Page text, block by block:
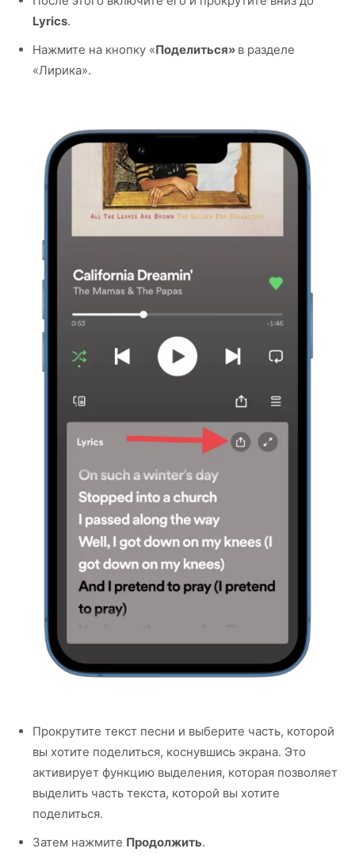
Lyrics.
Нажмите на кнопку «Поделиться» в разделе
«Лирика».
Прокрутите текст песни и выберите часть, которой
вы хотите поделиться, коснувшись экрана. Это
активирует функцию выделения, которая позволяет
выделить часть текста, которой вы хотите
поделиться.
Затем нажмите Продолжить.